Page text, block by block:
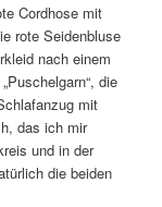
Cordhose mit
rote Seidenbluse
nach einem
die
mit
das ich mir
und in der
die beiden